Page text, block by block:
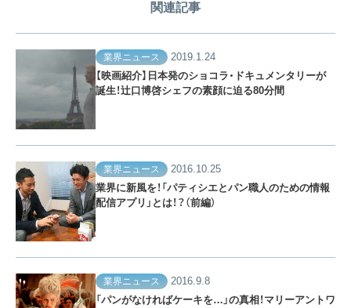
関連記事
業界ニュース
2019.1.24
【映画紹介】日本発のショコラ・ドキュメンタリーが
誕生！辻口博啓シェフの素顔に迫る80分間
業界ニュース
2016.10.25
業界に新風を！「パティシエとパン職人のための情報
配信アプリ」とは！？（前編）
業界ニュース
2016.9.8
「パンがなければケーキを…」の真相！マリーアントワ